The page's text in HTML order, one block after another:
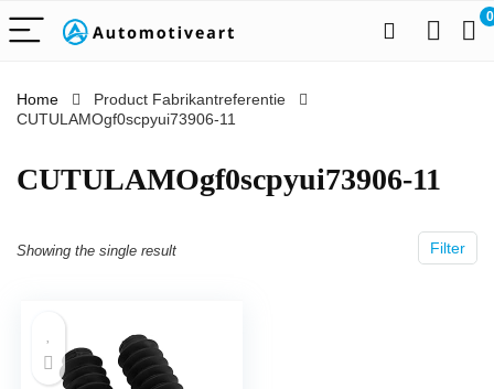
0
Home Product Fabrikantreferentie
CUTULAMOgf0scpyui73906-11
‎CUTULAMOgf0scpyui73906-11
Filter
Showing the single result